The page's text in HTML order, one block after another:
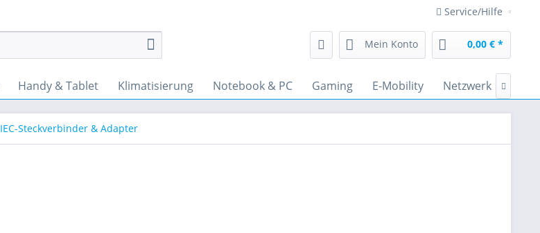
Service/Hilfe
Mein Konto 0,00 € *
Handy & Tablet Klimatisierung Notebook & PC Gaming E-Mobility Netzwerk 
IEC-Steckverbinder & Adapter